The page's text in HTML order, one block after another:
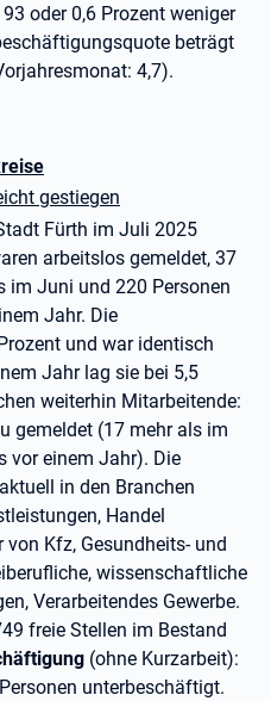
oder 0,6 Prozent weniger
beträgt
4,7).
gestiegen
Fürth im Juli 2025
arbeitslos gemeldet, 37
im Juni und 220 Personen
Jahr. Die
und war identisch
Jahr lag sie bei 5,5
weiterhin Mitarbeitende:
gemeldet (17 mehr als im
vor einem Jahr). Die
in den Branchen
Handel
Kfz, Gesundheits- und
wissenschaftliche
Verarbeitendes Gewerbe.
freie Stellen im Bestand
(ohne Kurzarbeit):
unterbeschäftigt.